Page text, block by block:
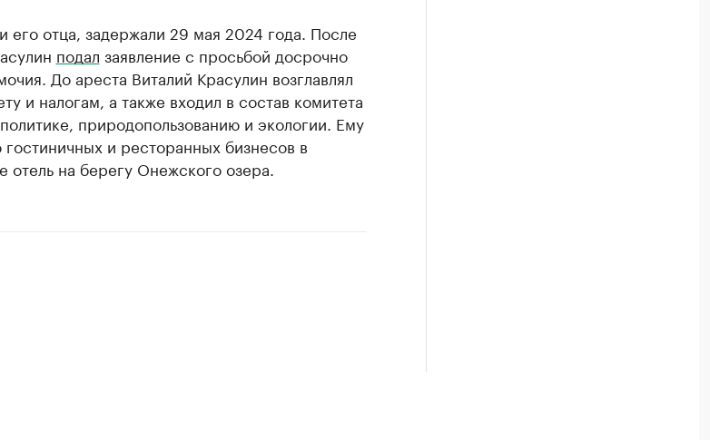
его отца, задержали 29 мая 2024 года. После
подал заявление с просьбой досрочно
До ареста Виталий Красулин возглавлял
и налогам, а также входил в состав комитета
природопользованию и экологии. Ему
и ресторанных бизнесов в
отель на берегу Онежского озера.